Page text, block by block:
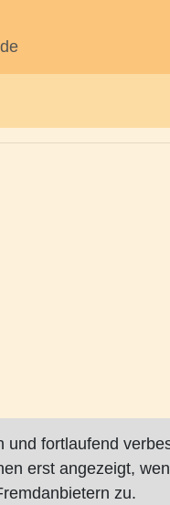
fortlaufend
erst angezeigt,
zu.